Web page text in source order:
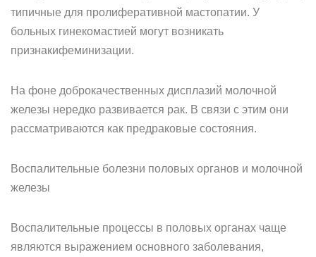
типичные для пролиферативной мастопатии. У
больных гинекомастией могут возникать
признакифеминизации.
На фоне доброкачественных дисплазий молочной
железы нередко развивается рак. В связи с этим они
рассматриваются как предраковые состояния.
Воспалительные болезни половых органов и молочной
железы
Воспалительные процессы в половых органах чаще
являются выражением основного заболевания,